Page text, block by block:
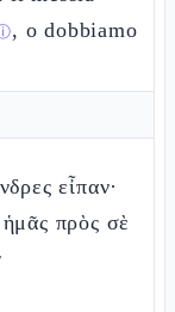
, o dobbiamo
εἶπαν·
πρὸς σὲ